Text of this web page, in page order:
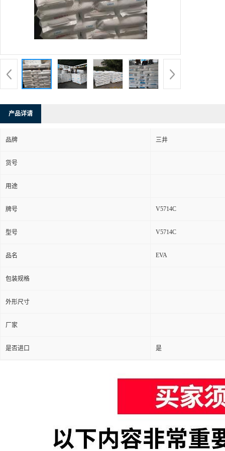
产品详请
品牌 三井
货号
用途
牌号 V5714C
型号 V5714C
品名 EVA
包装规格
外形尺寸
厂家
是否进口 是